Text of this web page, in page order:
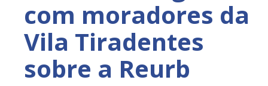
com moradores da
Vila Tiradentes
sobre a Reurb